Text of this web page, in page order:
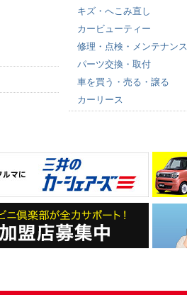
キズ・へこみ直し
カービューティー
修理・点検・メンテナンス
パーツ交換・取付
車を買う・売る・譲る
カーリース